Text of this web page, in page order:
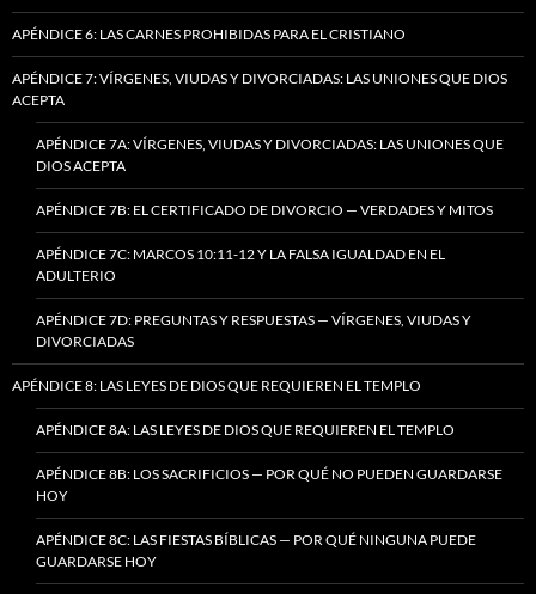
APÉNDICE 6: LAS CARNES PROHIBIDAS PARA EL CRISTIANO
APÉNDICE 7: VÍRGENES, VIUDAS Y DIVORCIADAS: LAS UNIONES QUE DIOS
ACEPTA
APÉNDICE 7A: VÍRGENES, VIUDAS Y DIVORCIADAS: LAS UNIONES QUE
DIOS ACEPTA
APÉNDICE 7B: EL CERTIFICADO DE DIVORCIO — VERDADES Y MITOS
APÉNDICE 7C: MARCOS 10:11-12 Y LA FALSA IGUALDAD EN EL
ADULTERIO
APÉNDICE 7D: PREGUNTAS Y RESPUESTAS — VÍRGENES, VIUDAS Y
DIVORCIADAS
APÉNDICE 8: LAS LEYES DE DIOS QUE REQUIEREN EL TEMPLO
APÉNDICE 8A: LAS LEYES DE DIOS QUE REQUIEREN EL TEMPLO
APÉNDICE 8B: LOS SACRIFICIOS — POR QUÉ NO PUEDEN GUARDARSE
HOY
APÉNDICE 8C: LAS FIESTAS BÍBLICAS — POR QUÉ NINGUNA PUEDE
GUARDARSE HOY